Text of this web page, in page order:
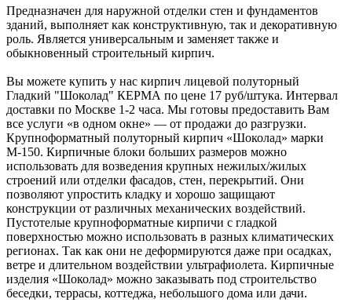
Предназначен для наружной отделки стен и фундаментов
зданий, выполняет как конструктивную, так и декоративную
роль. Является универсальным и заменяет также и
обыкновенный строительный кирпич.
Вы можете купить у нас кирпич лицевой полуторный
Гладкий "Шоколад" КЕРМА по цене 17 руб/штука. Интервал
доставки по Москве 1-2 часа. Мы готовы предоставить Вам
все услуги «в одном окне» — от продажи до разгрузки.
Крупноформатный полуторный кирпич «Шоколад» марки
М-150. Кирпичные блоки больших размеров можно
использовать для возведения крупных нежилых/жилых
строений или отделки фасадов, стен, перекрытий. Они
позволяют упростить кладку и хорошо защищают
конструкции от различных механических воздействий.
Пустотелые крупноформатные кирпичи с гладкой
поверхностью можно использовать в разных климатических
регионах. Так как они не деформируются даже при осадках,
ветре и длительном воздействии ультрафиолета. Кирпичные
изделия «Шоколад» можно заказывать под строительство
беседки, террасы, коттеджа, небольшого дома или дачи.